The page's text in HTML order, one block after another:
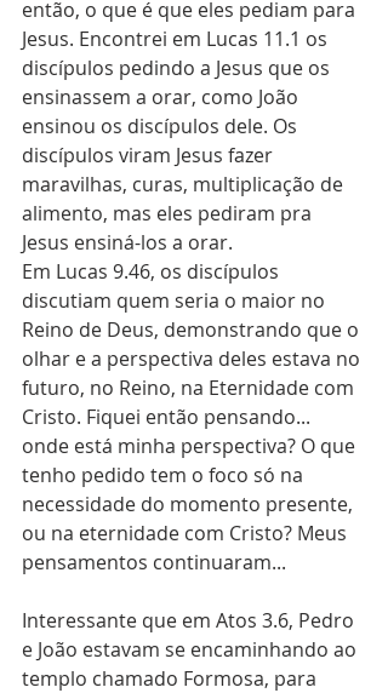
então, o que é que eles pediam para
Jesus. Encontrei em Lucas 11.1 os
discípulos pedindo a Jesus que os
ensinassem a orar, como João
ensinou os discípulos dele. Os
discípulos viram Jesus fazer
maravilhas, curas, multiplicação de
alimento, mas eles pediram pra
Jesus ensiná-los a orar.
Em Lucas 9.46, os discípulos
discutiam quem seria o maior no
Reino de Deus, demonstrando que o
olhar e a perspectiva deles estava no
futuro, no Reino, na Eternidade com
Cristo. Fiquei então pensando...
onde está minha perspectiva? O que
tenho pedido tem o foco só na
necessidade do momento presente,
ou na eternidade com Cristo? Meus
pensamentos continuaram...
Interessante que em Atos 3.6, Pedro
e João estavam se encaminhando ao
templo chamado Formosa, para